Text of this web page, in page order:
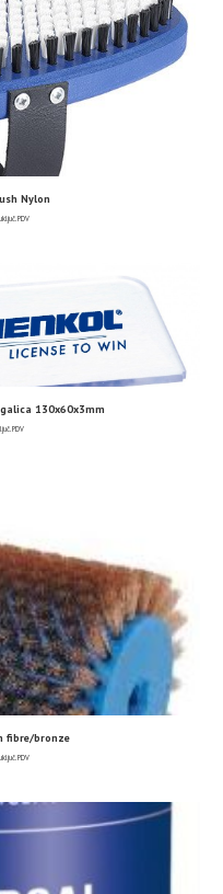
Nylon
uključ. PDV
130x60x3mm
PDV
fibre/bronze
uključ. PDV